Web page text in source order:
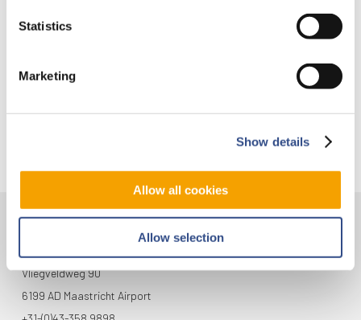
Statistics
Marketing
Show details
Allow all cookies
Allow selection
intelligent exoskelet ondersteunt vrachtafhandeling
Je kunt je nu aanmelden voor onze Burendag 2026!
Trainingsvlucht 17 juli
Vliegveldweg 90
6199 AD Maastricht Airport